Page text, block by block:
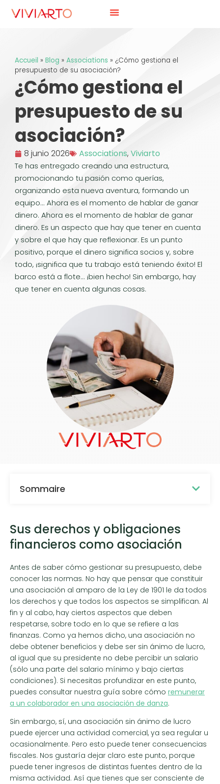
Accueil » Blog » Associations » ¿Cómo gestiona el
presupuesto de su asociación?
¿Cómo gestiona el
presupuesto de su
asociación?
8 junio 2026 Associations, Viviarto
Te has entregado creando una estructura,
promocionando tu pasión como querías,
organizando esta nueva aventura, formando un
equipo... Ahora es el momento de hablar de ganar
dinero. Ahora es el momento de hablar de ganar
dinero. Es un aspecto que hay que tener en cuenta
y sobre el que hay que reflexionar. Es un punto
positivo, porque el dinero significa socios y, sobre
todo, ¡significa que tu trabajo está teniendo éxito! El
barco está a flote... ¡bien hecho! Sin embargo, hay
que tener en cuenta algunas cosas.
Sommaire
Sus derechos y obligaciones
financieros como asociación
Antes de saber cómo gestionar su presupuesto, debe
conocer las normas. No hay que pensar que constituir
una asociación al amparo de la Ley de 1901 le da todos
los derechos y que todos los aspectos se simplifican. Al
fin y al cabo, hay ciertos aspectos que deben
respetarse, sobre todo en lo que se refiere a las
finanzas. Como ya hemos dicho, una asociación no
debe obtener beneficios y debe ser sin ánimo de lucro,
al igual que su presidente no debe percibir un salario
(sólo una parte del salario mínimo y bajo ciertas
condiciones). Si necesitas profundizar en este punto,
puedes consultar nuestra guía sobre cómo remunerar
a un colaborador en una asociación de danza.
Sin embargo, sí, una asociación sin ánimo de lucro
puede ejercer una actividad comercial, ya sea regular u
ocasionalmente. Pero esto puede tener consecuencias
fiscales. Nos gustaría dejar claro este punto, porque
puede tener ingresos de distintas fuentes dentro de la
misma actividad. Así que tienes que ser consciente de